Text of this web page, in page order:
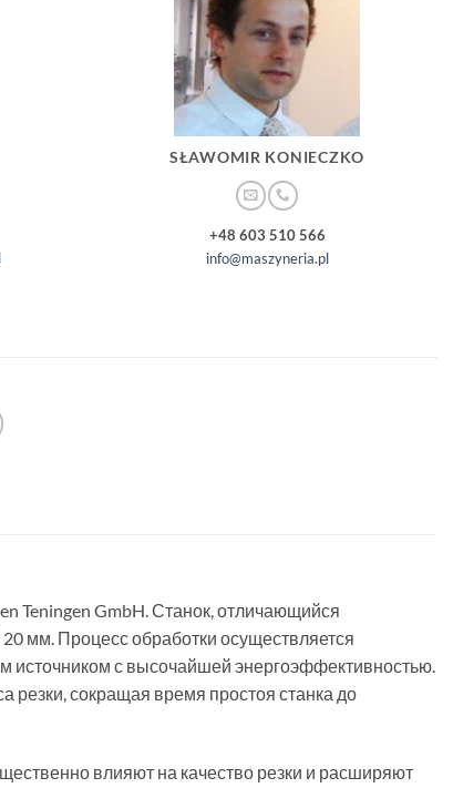
SŁAWOMIR KONIECZKO
+48 603 510 566
info@maszyneria.pl
Teningen GmbH. Станок, отличающийся
мм. Процесс обработки осуществляется
источником с высочайшей энергоэффективностью.
резки, сокращая время простоя станка до
влияют на качество резки и расширяют